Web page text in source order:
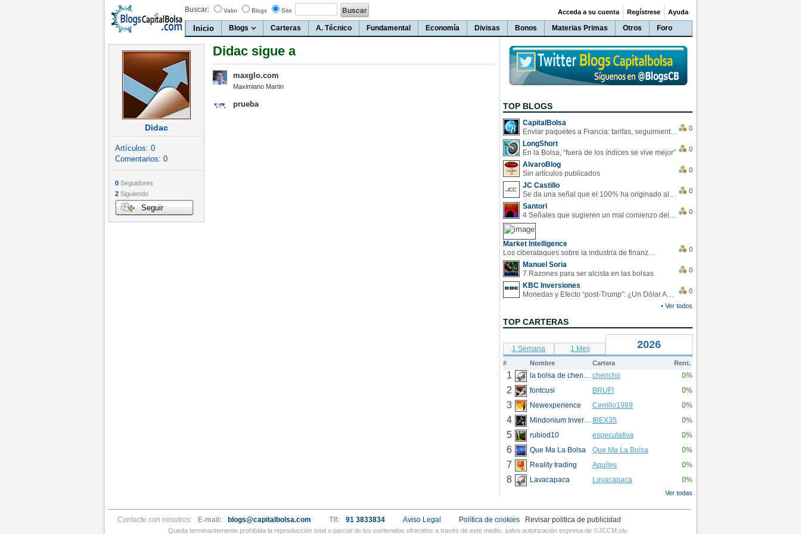
Buscar: Valor Blogs Site
Inicio Blogs Carteras A. Técnico Fundamental Economía Divisas Bonos Materias Primas Otros Foro
Acceda a su cuenta Regístrese Ayuda
Didac
Artículos: 0
Comentarios: 0
0 Seguidores
2 Siguiendo
Seguir
Didac sigue a
maxglo.com
Maximiano Martin
prueba TOP BLOGS
CapitalBolsa
Enviar paquetes a Francia: tarifas, seguimiento y ventajas destacadas
0
LongShort
En la Bolsa, “fuera de los índices se vive mejor”
0
AlvaroBlog
Sin artículos publicados
0
JC Castillo
Se da una señal que el 100% ha originado alzas en las bolsas
0
Santori
4 Señales que sugieren un mal comienzo del 3T de la economía EEUU
0
Market Intelligence
Los ciberataques sobre la industria de finanzas se han duplicado este año
0
Manuel Soria
7 Razones para ser alcista en las bolsas
0
KBC Inversiones
Monedas y Efecto “post-Trump”: ¿Un Dólar Americano operando en rangos?
0
• Ver todos
TOP CARTERAS
1 Semana 1 Mes 2026
# Nombre Cartera Rent.
1 la bolsa de chencho chencho 0%
2 fontcusi BRUFI 0%
3 Newexperience Cerrillo1989 0%
4 Mindonium Inversions IBEX35 0%
5 rubiod10 especulativa 0%
6 Que Ma La Bolsa Que Ma La Bolsa 0%
7 Reality trading Aquiles 0%
8 Lavacapaca Lavacapaca 0%
Ver todas
Contacte con nosotros: E-mail: blogs@capitalbolsa.com Tlf: 91 3833834 Aviso Legal Revisar politica de publicidad
Política de cookies
Queda terminantemente prohibida la reproducción total o parcial de los contenidos ofrecidos a través de este medio, salvo autorización expresa de ©JCCM,slu